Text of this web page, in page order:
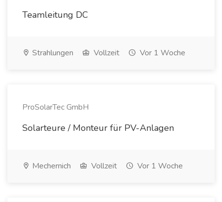
Teamleitung DC
Strahlungen Vollzeit Vor 1 Woche
ProSolarTec GmbH
Solarteure / Monteur für PV-Anlagen
Mechernich Vollzeit Vor 1 Woche